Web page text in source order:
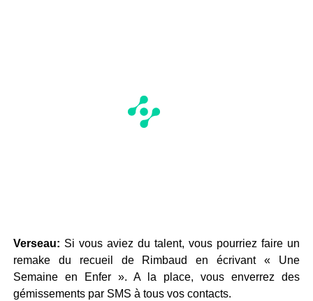
Verseau: Si vous aviez du talent, vous pourriez faire un
remake du recueil de Rimbaud en écrivant « Une
Semaine en Enfer ». A la place, vous enverrez des
gémissements par SMS à tous vos contacts.